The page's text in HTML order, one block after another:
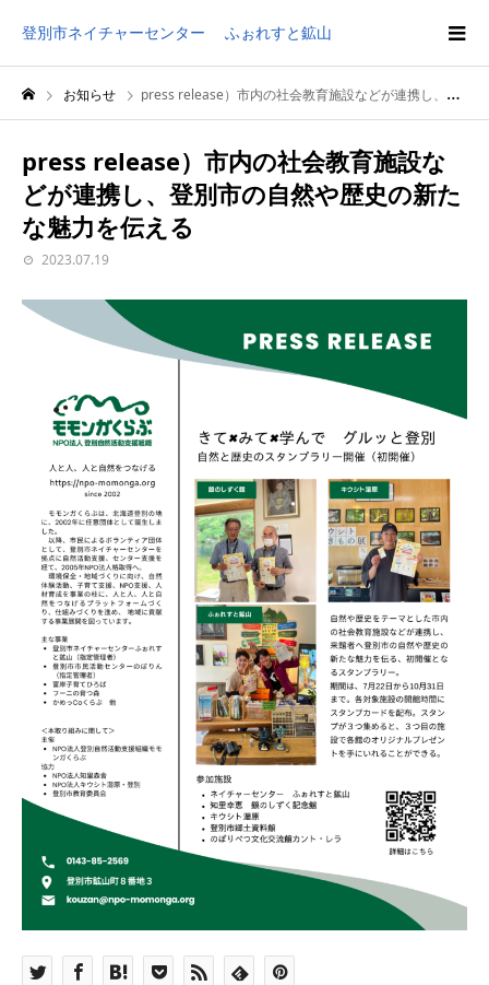
登別市ネイチャーセンター ふぉれすと鉱山
お知らせ press release）市内の社会教育施設などが連携し、登別市の自然や歴史の新たな魅力を伝える
press release）市内の社会教育施設な
どが連携し、登別市の自然や歴史の新た
な魅力を伝える
2023.07.19